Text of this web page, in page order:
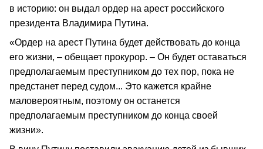
в историю: он выдал ордер на арест российского
президента Владимира Путина.
«Ордер на арест Путина будет действовать до конца
его жизни, – обещает прокурор. – Он будет оставаться
предполагаемым преступником до тех пор, пока не
предстанет перед судом... Это кажется крайне
маловероятным, поэтому он останется
предполагаемым преступником до конца своей
жизни».